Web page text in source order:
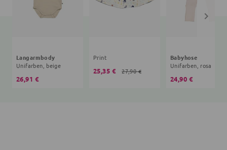
Langarmbody
Unifarben, beige
26,91 €
Print
25,35 € 27,90 €
Babyhose
Unifarben, rosa
24,90 €